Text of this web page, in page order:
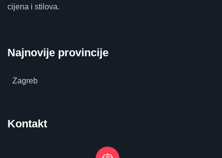
cijena i stilova.
Najnovije provincije
Zagreb
Kontakt